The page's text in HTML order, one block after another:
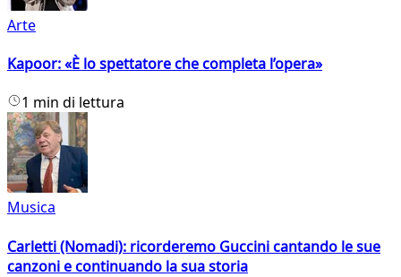
Arte
Kapoor: «È lo spettatore che completa l’opera»
1 min di lettura
Musica
Carletti (Nomadi): ricorderemo Guccini cantando le sue
canzoni e continuando la sua storia